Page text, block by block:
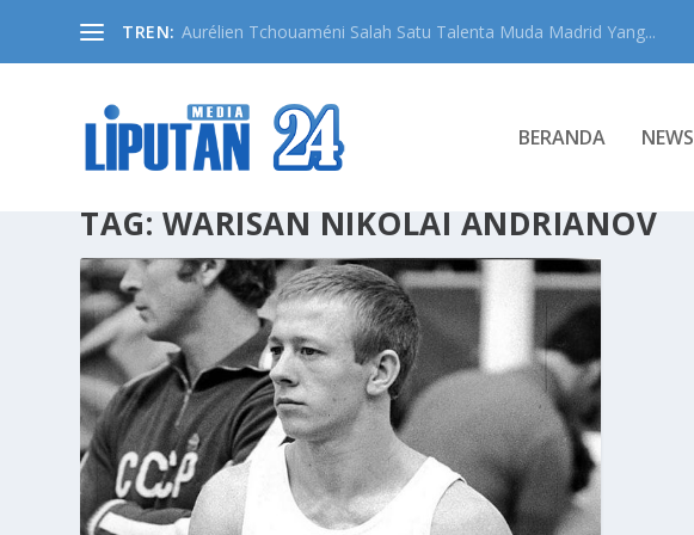
TREN: Aurélien Tchouaméni Salah Satu Talenta Muda Madrid Yang...
BERANDA NEWS
TAG: WARISAN NIKOLAI ANDRIANOV